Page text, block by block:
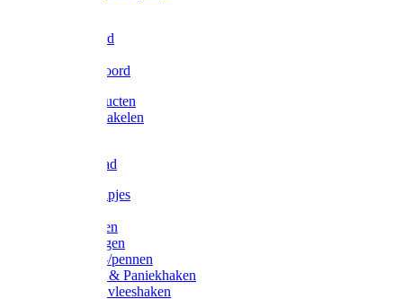
Metselkoord
Elastisch koord
Afdekproducten
Heffen en takelen
Waslijndraad
Simplexknipjes
Sleutelringen
Gelaste ringen
Borgveren-/pennen
Musketons & Paniekhaken
S-haken & vleeshaken